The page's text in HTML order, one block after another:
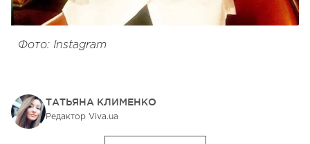
Фото: Instagram
ТАТЬЯНА КЛИМЕНКО
Редактор Viva.ua